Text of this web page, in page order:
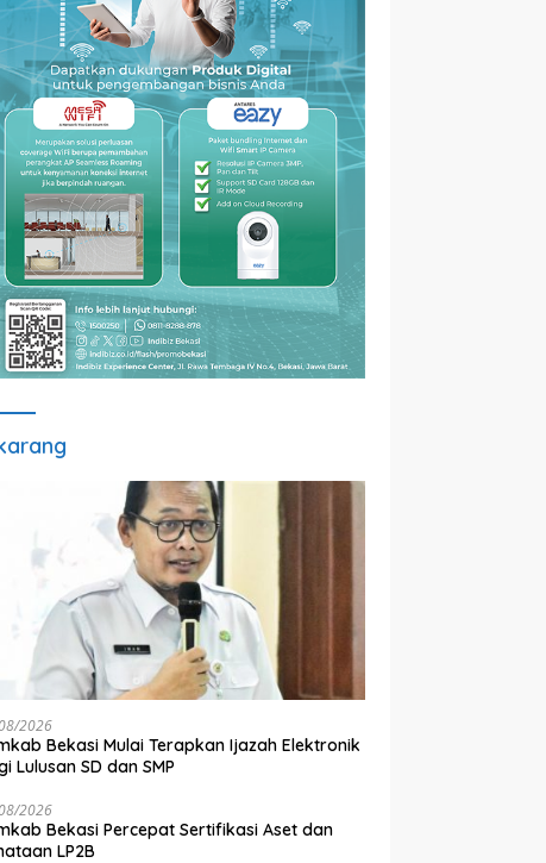
2026
Bekasi Mulai Terapkan Ijazah Elektronik
Lulusan SD dan SMP
2026
Bekasi Percepat Sertifikasi Aset dan
LP2B